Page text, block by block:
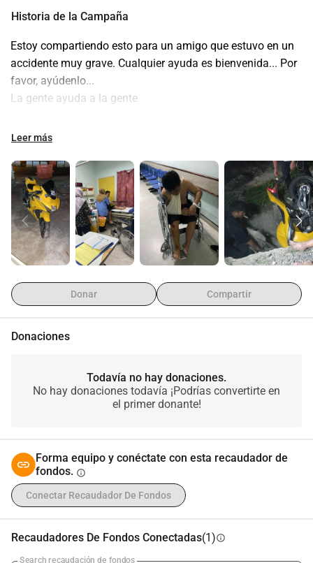
Historia de la Campaña
Estoy compartiendo esto para un amigo que estuvo en un
accidente muy grave. Cualquier ayuda es bienvenida... Por
favor, ayúdenlo...
La gente ayuda a la gente
Leer más
Donar Compartir
Donaciones
Todavía no hay donaciones.
No hay donaciones todavía ¡Podrías convertirte en
el primer donante!
Forma equipo y conéctate con esta recaudador de
fondos. info
Conectar Recaudador De Fondos
Recaudadores De Fondos Conectadas(1)info
Search recaudación de fondos